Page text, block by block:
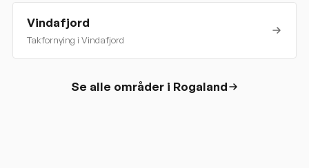
Vindafjord
Takfornying i Vindafjord
Se alle områder i Rogaland